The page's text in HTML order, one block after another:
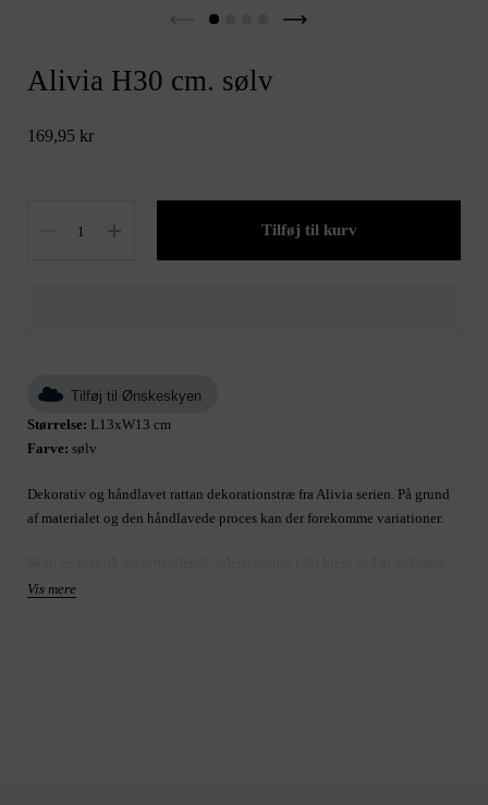
Alivia H30 cm. sølv
169,95 kr
Tilføj til kurv
Tilføj til Ønskeskyen
Størrelse: L13xW13 cm
Farve: sølv
Dekorativ og håndlavet rattan dekorationstræ fra Alivia serien. På grund
af materialet og den håndlavede proces kan der forekomme variationer.
med dette smukke og elegante dekorationsjuletræ. Stil juletræet på en
Vis mere